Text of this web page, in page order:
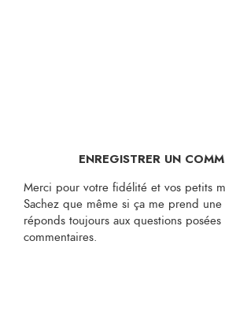
ENREGISTRER UN
Merci pour votre fidélité et vos petits
Sachez que même si ça me prend
réponds toujours aux questions posées
commentaires.